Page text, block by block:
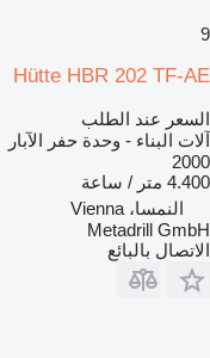
9
Hütte HBR 202 TF-AE
السعر عند الطلب
آلات البناء - وحدة حفر الآبار
2000
4.400 متر / ساعة
النمسا، Vienna
Metadrill GmbH
الاتصال بالبائع